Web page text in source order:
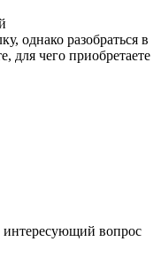
однако разобраться в
для чего приобретаете
вопрос